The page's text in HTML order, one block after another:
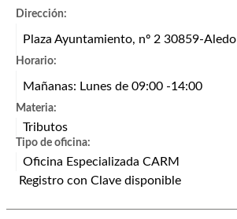
Dirección:
Plaza Ayuntamiento, nº 2 30859-Aledo
Horario:
Mañanas: Lunes de 09:00 -14:00
Materia:
Tributos
Tipo de oficina:
Oficina Especializada CARM
Registro con Clave disponible